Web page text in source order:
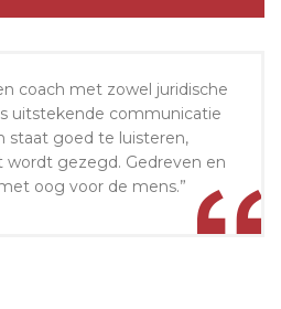
coach met zowel juridische
uitstekende communicatie
staat goed te luisteren,
wordt gezegd. Gedreven en
oog voor de mens.”